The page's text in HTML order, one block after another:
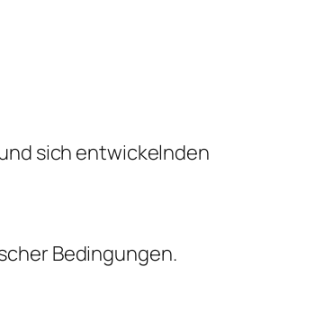
sich entwickelnden
Bedingungen.